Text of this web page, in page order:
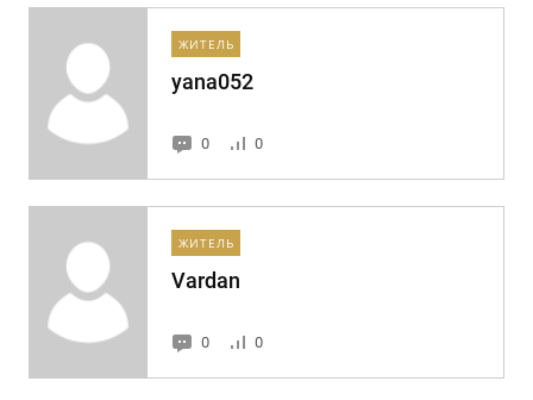
ЖИТЕЛЬ
yana052
0 0
ЖИТЕЛЬ
Vardan
0 0